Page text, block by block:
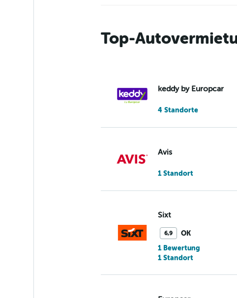
Top-
keddy by Europcar
4 Standorte
Avis
1 Standort
Sixt
6,9
OK
1 Bewertung
1 Standort